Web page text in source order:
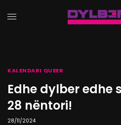
KALENDARI QUEER
Edhe dylber edhe
28 nëntori!
28/11/2024